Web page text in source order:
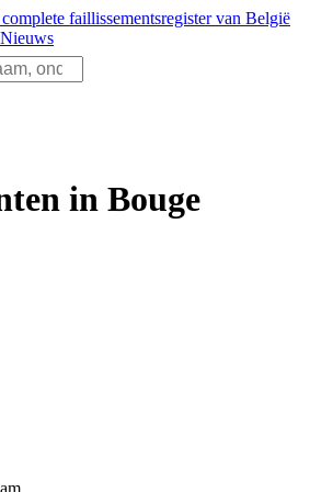
faillissementsregister van België
Nieuws
in Bouge